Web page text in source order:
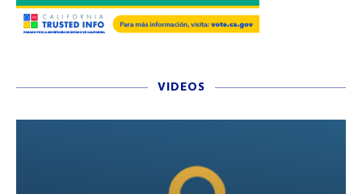
VIDEOS